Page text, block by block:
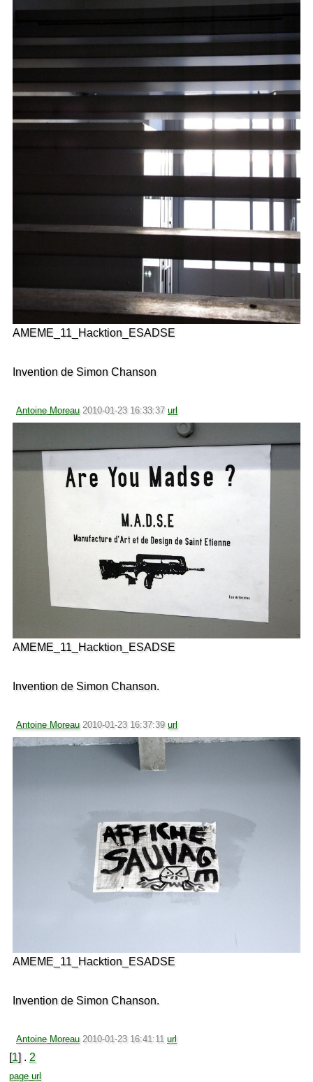
AMEME_11_Hacktion_ESADSE
Invention de Simon Chanson
Antoine Moreau 2010-01-23 16:33:37 url
AMEME_11_Hacktion_ESADSE
Invention de Simon Chanson.
Antoine Moreau 2010-01-23 16:37:39 url
AMEME_11_Hacktion_ESADSE
Invention de Simon Chanson.
Antoine Moreau 2010-01-23 16:41:11 url
[1] . 2
page url